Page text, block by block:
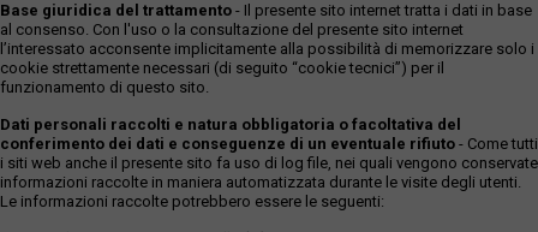
Base giuridica del trattamento - Il presente sito internet tratta i dati in base
al consenso. Con l'uso o la consultazione del presente sito internet
l’interessato acconsente implicitamente alla possibilità di memorizzare solo i
cookie strettamente necessari (di seguito “cookie tecnici”) per il
funzionamento di questo sito.
Dati personali raccolti e natura obbligatoria o facoltativa del
conferimento dei dati e conseguenze di un eventuale rifiuto - Come tutti
i siti web anche il presente sito fa uso di log file, nei quali vengono conservate
informazioni raccolte in maniera automatizzata durante le visite degli utenti.
Le informazioni raccolte potrebbero essere le seguenti: